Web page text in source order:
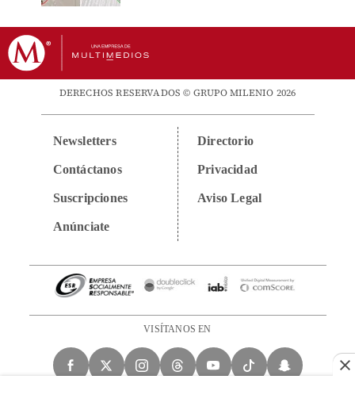
DERECHOS RESERVADOS © GRUPO MILENIO 2026
Newsletters
Contáctanos
Suscripciones
Anúnciate
Directorio
Privacidad
Aviso Legal
VISÍTANOS EN